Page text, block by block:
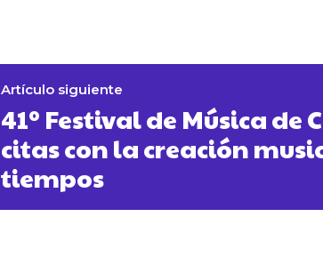
Artículo siguiente
41º Festival de Música de
citas con la creación
tiempos